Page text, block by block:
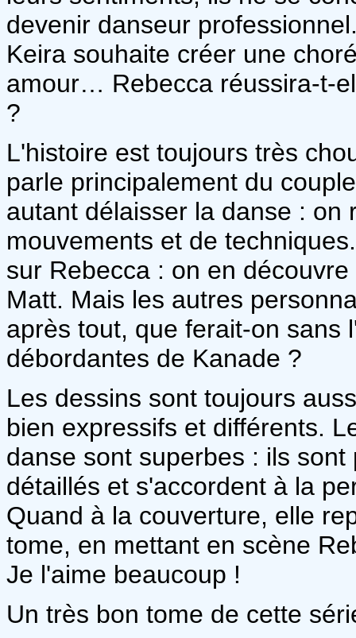
devenir danseur
Keira souhaite créer une
amour… Rebecca réussira-t-
?
L'histoire est toujours très
parle principalement du
autant délaisser la danse : on
mouvements et de
sur Rebecca : on en
Matt. Mais les autres
après tout, que ferait-on sans
débordantes de Kanade ?
Les dessins sont toujours
bien expressifs et différents.
danse sont superbes : ils
détaillés et s'accordent à la
Quand à la couverture, elle
tome, en mettant en scène
Je l'aime beaucoup !
Un très bon tome de cette